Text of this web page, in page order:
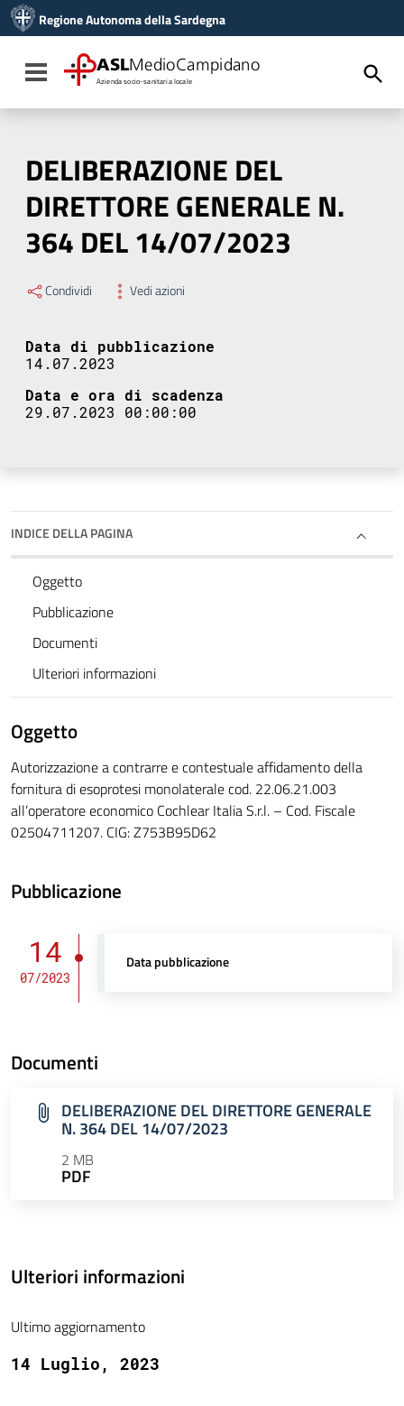
Vai al menu di navigazione
Vai al footer
Regione Autonoma della Sardegna
Toggle navigation
ASLMedioCampidano
Azienda socio-sanitaria locale
DELIBERAZIONE DEL
DIRETTORE GENERALE N.
364 DEL 14/07/2023
Condividi Vedi azioni
Data di pubblicazione
14.07.2023
Data e ora di scadenza
29.07.2023 00:00:00
INDICE DELLA PAGINA
Oggetto
Pubblicazione
Documenti
Ulteriori informazioni
Oggetto
Autorizzazione a contrarre e contestuale affidamento della
fornitura di esoprotesi monolaterale cod. 22.06.21.003
all’operatore economico Cochlear Italia S.r.l. – Cod. Fiscale
02504711207. CIG: Z753B95D62
Pubblicazione
14
07/2023
Data pubblicazione
Documenti
DELIBERAZIONE DEL DIRETTORE GENERALE
N. 364 DEL 14/07/2023
2 MB
PDF
Ulteriori informazioni
Ultimo aggiornamento
14 Luglio, 2023